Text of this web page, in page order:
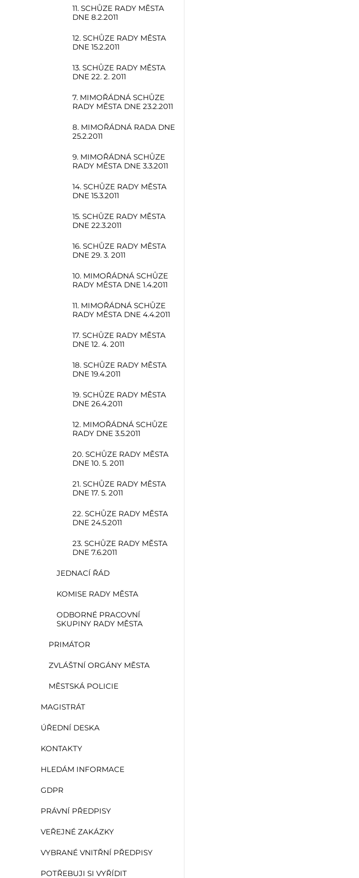
11. SCHŮZE RADY MĚSTA
DNE 8.2.2011
12. SCHŮZE RADY MĚSTA
DNE 15.2.2011
13. SCHŮZE RADY MĚSTA
DNE 22. 2. 2011
7. MIMOŘÁDNÁ SCHŮZE
RADY MĚSTA DNE 23.2.2011
8. MIMOŘÁDNÁ RADA DNE
25.2.2011
9. MIMOŘÁDNÁ SCHŮZE
RADY MĚSTA DNE 3.3.2011
14. SCHŮZE RADY MĚSTA
DNE 15.3.2011
15. SCHŮZE RADY MĚSTA
DNE 22.3.2011
16. SCHŮZE RADY MĚSTA
DNE 29. 3. 2011
10. MIMOŘÁDNÁ SCHŮZE
RADY MĚSTA DNE 1.4.2011
11. MIMOŘÁDNÁ SCHŮZE
RADY MĚSTA DNE 4.4.2011
17. SCHŮZE RADY MĚSTA
DNE 12. 4. 2011
18. SCHŮZE RADY MĚSTA
DNE 19.4.2011
19. SCHŮZE RADY MĚSTA
DNE 26.4.2011
12. MIMOŘÁDNÁ SCHŮZE
RADY DNE 3.5.2011
20. SCHŮZE RADY MĚSTA
DNE 10. 5. 2011
21. SCHŮZE RADY MĚSTA
DNE 17. 5. 2011
22. SCHŮZE RADY MĚSTA
DNE 24.5.2011
23. SCHŮZE RADY MĚSTA
DNE 7.6.2011
JEDNACÍ ŘÁD
KOMISE RADY MĚSTA
ODBORNÉ PRACOVNÍ
SKUPINY RADY MĚSTA
PRIMÁTOR
ZVLÁŠTNÍ ORGÁNY MĚSTA
MĚSTSKÁ POLICIE
MAGISTRÁT
ÚŘEDNÍ DESKA
KONTAKTY
HLEDÁM INFORMACE
GDPR
PRÁVNÍ PŘEDPISY
VEŘEJNÉ ZAKÁZKY
VYBRANÉ VNITŘNÍ PŘEDPISY
POTŘEBUJI SI VYŘÍDIT